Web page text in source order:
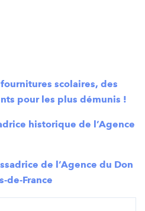
scolaires, des
pour les plus démunis !
historique de l’Agence
de l’Agence du Don
de-France